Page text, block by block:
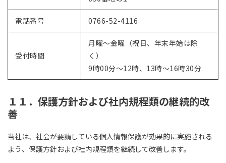
電話番号 0766-52-4116
受付時間
月曜～金曜（祝日、年末年始は除
く）
9時00分～12時、13時～16時30分
１１．保護方針および社内規程類の継続的改
善
当社は、社会が要請している個人情報保護が効果的に実施される
よう、保護方針および社内規程類を継続して改善します。